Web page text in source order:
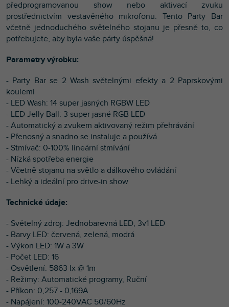
předprogramovanou show nebo aktivací zvuku
prostřednictvím vestavěného mikrofonu. Tento Party Bar
včetně jednoduchého světelného stojanu je přesně to, co
potřebujete, aby byla vaše párty úspěšná!
Parametry výrobku:
- Party Bar se 2 Wash světelnými efekty a 2 Paprskovými
koulemi
- LED Wash: 14 super jasných RGBW LED
- LED Jelly Ball: 3 super jasné RGB LED
- Automatický a zvukem aktivovaný režim přehrávání
- Přenosný a snadno se instaluje a používá
- Stmívač: 0-100% lineární stmívání
- Nízká spotřeba energie
- Včetně stojanu na světlo a dálkového ovládání
- Lehký a ideální pro drive-in show
Technické údaje:
- Světelný zdroj: Jednobarevná LED, 3v1 LED
- Barvy LED: červená, zelená, modrá
- Výkon LED: 1W a 3W
- Počet LED: 16
- Osvětlení: 5863 lx @ 1m
- Režimy: Automatické programy, Ruční
- Příkon: 0,257 - 0,169A
- Napájení: 100-240VAC 50/60Hz